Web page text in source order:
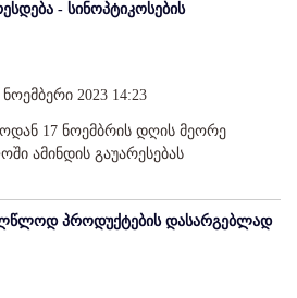
- სინოპტიკოსების
2023 14:23
17 ნოემბრის დღის მეორე
ამინდის გაუარესებას
პროდუქტების დასარგებლად